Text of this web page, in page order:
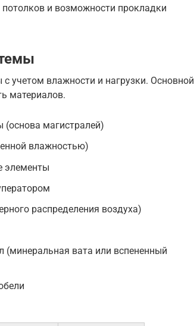
и возможности прокладки
учетом влажности и нагрузки. Основной
материалов.
магистралей)
влажностью)
элементы
распределения воздуха)
вата или вспененный